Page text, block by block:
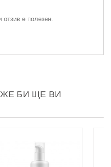
отзив е полезен.
БИ ЩЕ ВИ